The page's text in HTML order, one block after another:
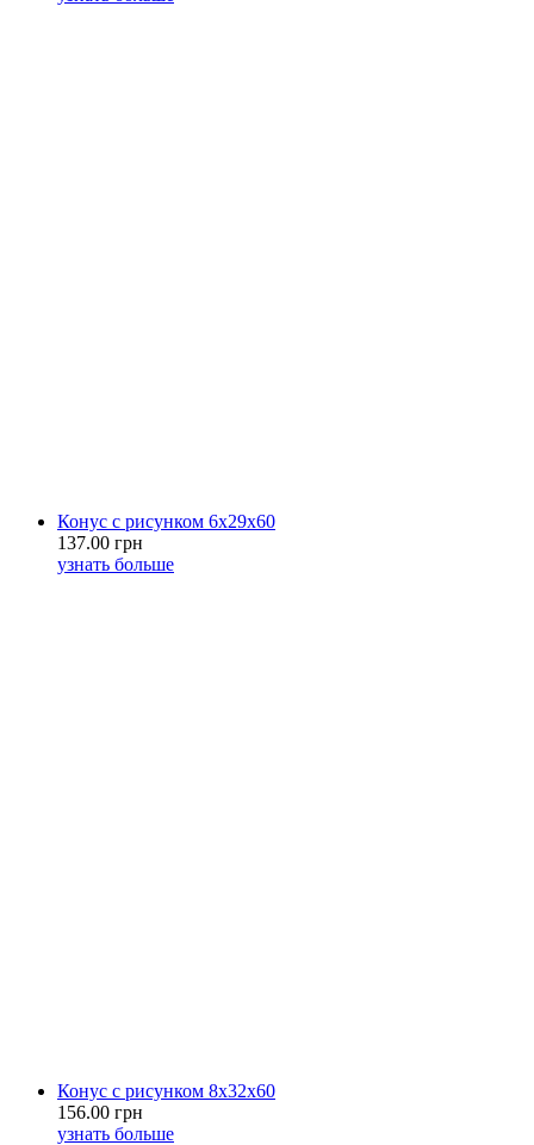
Конус с рисунком 6х29х60
137.00 грн
узнать больше
Конус с рисунком 8х32х60
156.00 грн
узнать больше